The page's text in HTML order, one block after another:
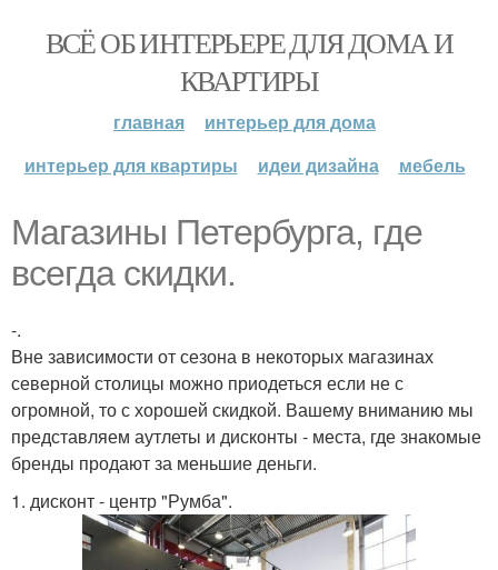
ВСЁ ОБ ИНТЕРЬЕРЕ ДЛЯ ДОМА И
КВАРТИРЫ
главная
интерьер для дома
интерьер для квартиры
идеи дизайна мебель
Магазины Петербурга, где
всегда скидки.
-.
Вне зависимости от сезона в некоторых магазинах
северной столицы можно приодеться если не с
огромной, то с хорошей скидкой. Вашему вниманию мы
представляем аутлеты и дисконты - места, где знакомые
бренды продают за меньшие деньги.
1. дисконт - центр "Румба".